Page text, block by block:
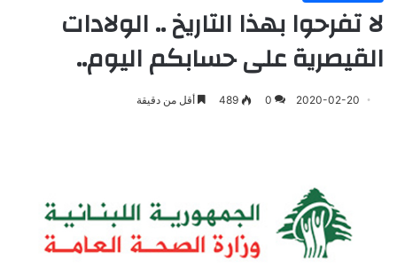
لا تفرحوا بهذا التاريخ .. الولادات
القيصرية على حسابكم اليوم..
2020-02-20
0
489 أقل من دقيقة